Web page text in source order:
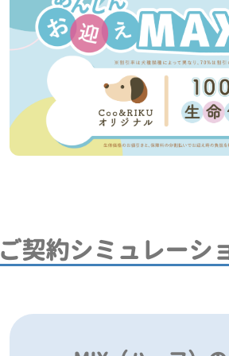
ご契約シミュレーシ